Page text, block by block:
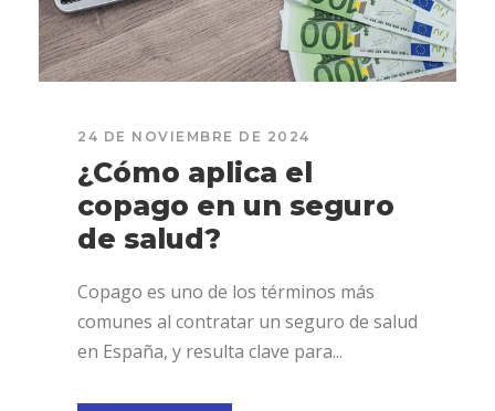
24 DE NOVIEMBRE DE 2024
¿Cómo aplica el
copago en un seguro
de salud?
Copago es uno de los términos más
comunes al contratar un seguro de salud
en España, y resulta clave para...